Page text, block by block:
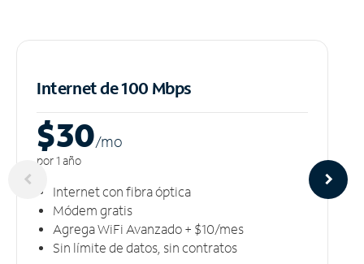
Internet de 100 Mbps
$30/mo
por 1 año
Internet con fibra óptica
Módem gratis
Agrega WiFi Avanzado + $10/mes
Sin límite de datos, sin contratos